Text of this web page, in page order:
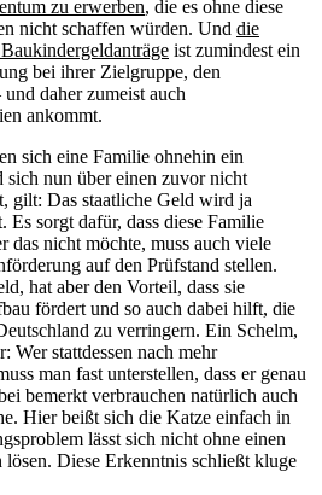
zu erwerben, die es ohne diese
nicht schaffen würden. Und die
ist zumindest ein
bei ihrer Zielgruppe, den
daher zumeist auch
ankommt.
sich eine Familie ohnehin ein
sich nun über einen zuvor nicht
gilt: Das staatliche Geld wird ja
Es sorgt dafür, dass diese Familie
das nicht möchte, muss auch viele
auf den Prüfstand stellen.
hat aber den Vorteil, dass sie
fördert und so auch dabei hilft, die
zu verringern. Ein Schelm,
Wer stattdessen nach mehr
man fast unterstellen, dass er genau
bemerkt verbrauchen natürlich auch
Hier beißt sich die Katze einfach in
lässt sich nicht ohne einen
lösen. Diese Erkenntnis schließt kluge